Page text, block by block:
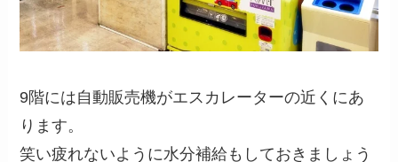
9階には自動販売機がエスカレーターの近くにあ
ります。
笑い疲れないように水分補給もしておきましょう